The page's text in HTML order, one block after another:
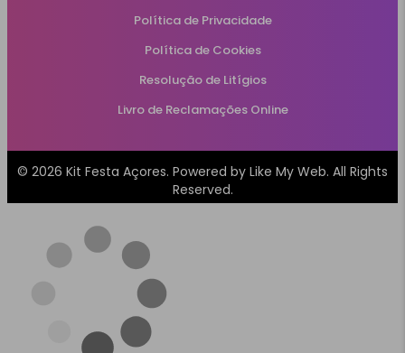
Política de Privacidade
Política de Cookies
Resolução de Litígios
Livro de Reclamações Online
© 2026 Kit Festa Açores. Powered by Like My Web. All Rights
Reserved.